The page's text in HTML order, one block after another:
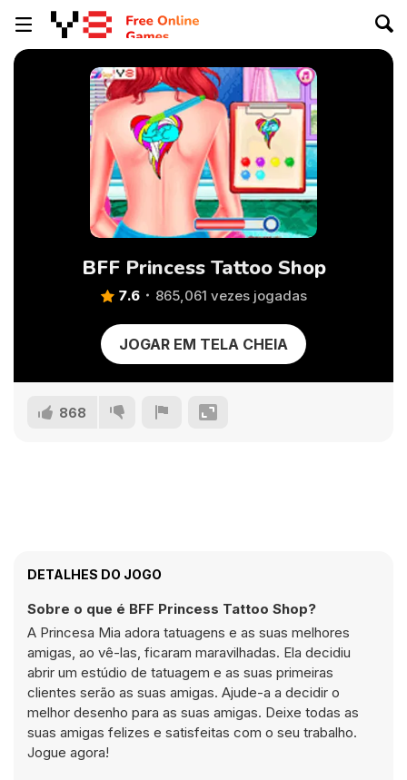
BFF Princess Tattoo Shop
7.6 865,061 vezes jogadas
JOGAR EM TELA CHEIA
868
DETALHES DO JOGO
Sobre o que é BFF Princess Tattoo Shop?
A Princesa Mia adora tatuagens e as suas melhores
amigas, ao vê-las, ficaram maravilhadas. Ela decidiu
abrir um estúdio de tatuagem e as suas primeiras
clientes serão as suas amigas. Ajude-a a decidir o
melhor desenho para as suas amigas. Deixe todas as
suas amigas felizes e satisfeitas com o seu trabalho.
Jogue agora!